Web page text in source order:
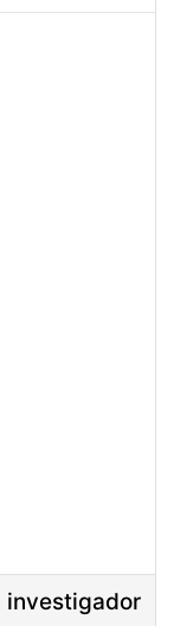
investigador